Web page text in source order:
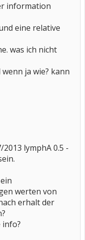
information
eine relative
was ich nicht
ja wie? kann
lymphA 0.5 -
werten von
erhalt der
info?